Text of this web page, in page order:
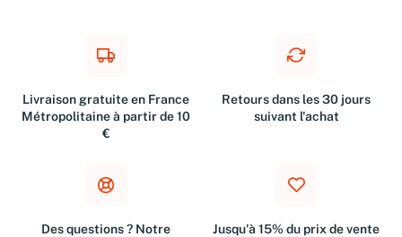
Livraison gratuite en France
Métropolitaine à partir de 10
€
Retours dans les 30 jours
suivant l'achat
Des questions ? Notre
Jusqu'à 15% du prix de vente